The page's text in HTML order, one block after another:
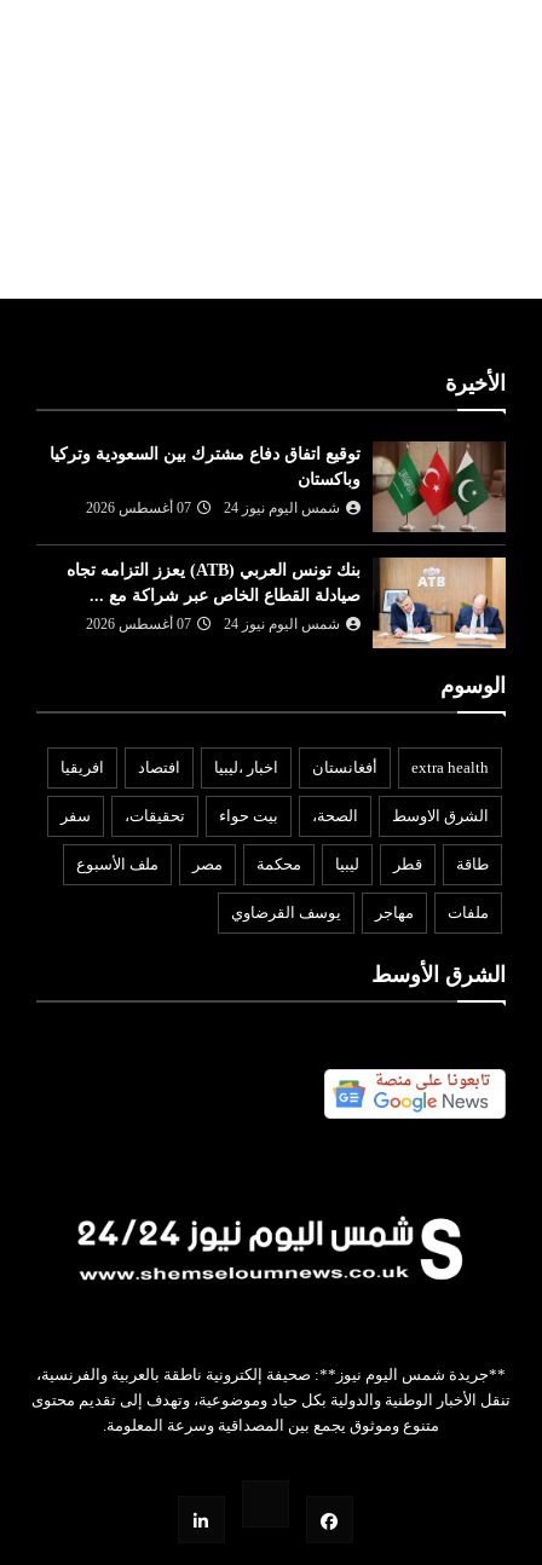
الأخيرة
توقيع اتفاق دفاع مشترك بين السعودية وتركيا
وباكستان
شمس اليوم نيوز 24 07 أغسطس 2026
بنك تونس العربي (ATB) يعزز التزامه تجاه
صيادلة القطاع الخاص عبر شراكة مع ...
شمس اليوم نيوز 24 07 أغسطس 2026
الوسوم
extra health أفغانستان اخبار ،ليبيا افتصاد افريقيا
الشرق الاوسط الصحة، بيت حواء تحقيقات، سفر
طاقة قطر ليبيا محكمة مصر ملف الأسبوع
ملفات مهاجر يوسف القرضاوي
الشرق الأوسط
**جريدة شمس اليوم نيوز**: صحيفة إلكترونية ناطقة بالعربية والفرنسية،
تنقل الأخبار الوطنية والدولية بكل حياد وموضوعية، وتهدف إلى تقديم محتوى
متنوع وموثوق يجمع بين المصداقية وسرعة المعلومة.